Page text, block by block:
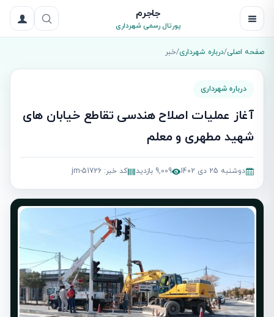
جاجرم
پورتال رسمی شهرداری
صفحه اصلی/درباره شهرداری/خبر
درباره شهرداری
آغاز عملیات اصلاح هندسی تقاطع خیابان های
شهید مطهری و معلم
دوشنبه 25 دی 1402 9,009 بازدید کد خبر: jm-51726